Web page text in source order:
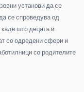
установи да се
се спроведува од
што децата и
со одредени сфери и
со родителите